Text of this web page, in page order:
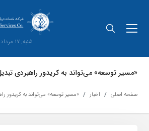
شنبه, 17 مرداد 1405 برابر با 08 اوت 2026
«مسیر توسعه» می‌تواند به کریدور راهبردی
صفحه اصلی اخبار «مسیر توسعه» می‌تواند به کریدور